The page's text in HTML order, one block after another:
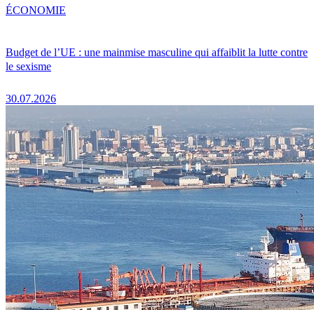
Budget de l’UE : une mainmise masculine qui affaiblit la lutte contre
le sexisme
30.07.2026
ÉCONOMIE